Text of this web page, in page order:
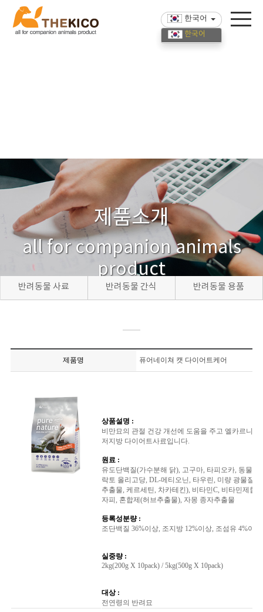
한국어
한국어
제품소개
all for companion animals
product
반려동물 사료 반려동물 간식 반려동물 용품
제품명 퓨어네이쳐 캣 다이어트케어
상품설명 :
비만묘의 관절 건강 개선에 도움을 주고 엘카르니
저지방 다이어트사료입니다.
원료 :
유도단백질(가수분해 닭), 고구마, 타피오카, 동물
락토 올리고당, DL-메티오닌, 타우린, 미량 광물질
추출물, 케르세틴, 차카테킨), 비타민C, 비타민제합
자피, 혼합제(허브추출물), 자몽 종자추출물
등록성분량 :
조단백질 36%이상, 조지방 12%이상, 조섬유 4%이
실중량 :
2kg(200g X 10pack) / 5kg(500g X 10pack)
대상 :
전연령의 반려묘